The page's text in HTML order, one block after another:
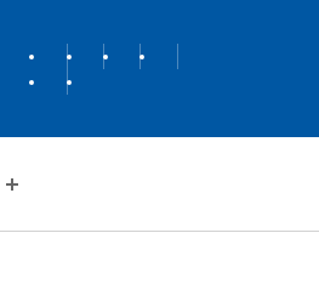
REVUE DE PRESSE